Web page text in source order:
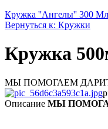
Кружка ''Ангелы'' 300
Вернуться к: Кружки
Кружка
МЫ ПОМОГАЕМ ДАРИТЬ
Описание МЫ